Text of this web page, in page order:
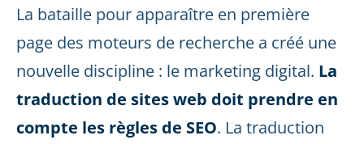
La bataille pour apparaître en première
page des moteurs de recherche a créé une
nouvelle discipline : le marketing digital. La
traduction de sites web doit prendre en
compte les règles de SEO. La traduction